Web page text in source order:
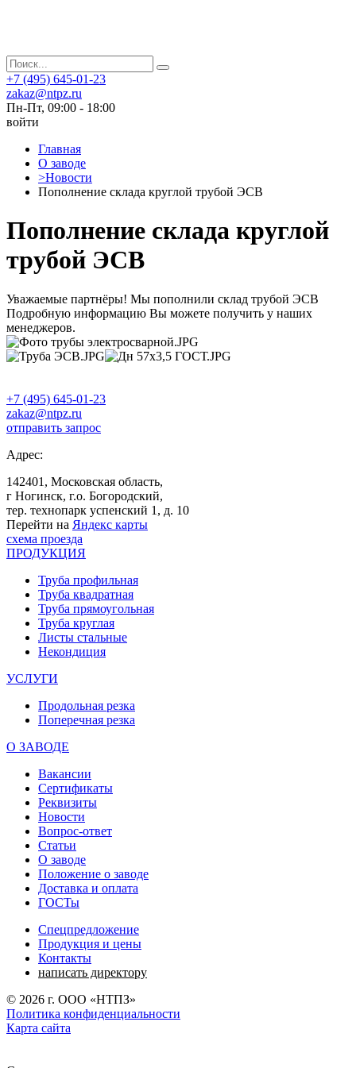
+7 (495) 645-01-23
zakaz@ntpz.ru
Пн-Пт, 09:00 - 18:00
войти
Главная
О заводе
>Новости
Пополнение склада круглой трубой ЭСВ
Пополнение склада круглой
трубой ЭСВ
Уважаемые партнёры! Мы пополнили склад трубой ЭСВ
Подробную информацию Вы можете получить у наших
менеджеров.
+7 (495) 645-01-23
zakaz@ntpz.ru
отправить запрос
Адрес:
142401, Московская область,
г Ногинск, г.о. Богородский,
тер. технопарк успенский 1, д. 10
Перейти на Яндекс карты
схема проезда
ПРОДУКЦИЯ
Труба профильная
Труба квадратная
Труба прямоугольная
Труба круглая
Листы стальные
Некондиция
УСЛУГИ
Продольная резка
Поперечная резка
О ЗАВОДЕ
Вакансии
Сертификаты
Реквизиты
Новости
Вопрос-ответ
Статьи
О заводе
Положение о заводе
Доставка и оплата
ГОСТы
Спецпредложение
Продукция и цены
Контакты
написать директору
© 2026 г. ООО «НТПЗ»
Политика конфиденциальности
Карта сайта